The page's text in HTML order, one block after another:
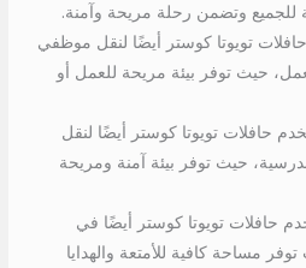
وتضمن رحلة مريحة وآمنة.
تويوتا كوستر أيضًا لنقل موظفي
حيث توفر بيئة مريحة للعمل أو
حافلات تويوتا كوستر أيضًا لنقل
حيث توفر بيئة آمنة ومريحة
حافلات تويوتا كوستر أيضًا في
مساحة كافية للأمتعة والهدايا